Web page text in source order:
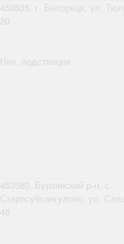
453505, г. Белорецк, ул.
20
Нач. подстанции
453580, Бурзянский р-н, с.
Старосубхангулово, ул.
46